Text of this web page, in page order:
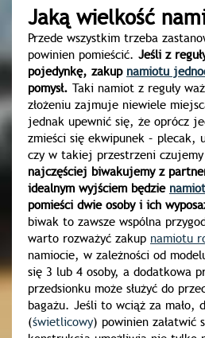
Jaką wielkość
Przede wszystkim trzeba
powinien pomieścić. Jeśli z
pojedynkę, zakup namiotu
pomysł. Taki namiot z reguły
złożeniu zajmuje niewiele
jednak upewnić się, że oprócz
zmieści się ekwipunek –
czy w takiej przestrzeni
najczęściej biwakujemy z
idealnym wyjściem będzie
pomieści dwie osoby i ich
biwak to zawsze wspólna
warto rozważyć zakup namiotu
namiocie, w zależności od
się 3 lub 4 osoby, a dodatkowa
przedsionku może służyć do
bagażu. Jeśli to wciąż za mało,
(świetlicowy) powinien załatwić